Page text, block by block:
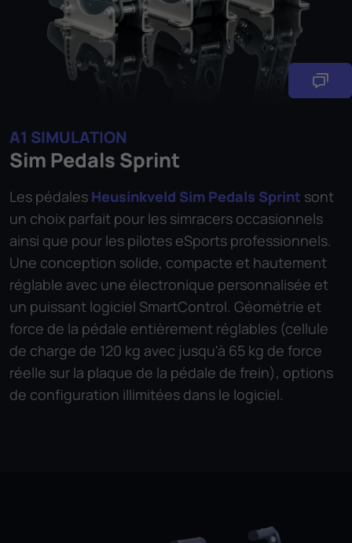
A1 SIMULATION
Sim Pedals Sprint
Les pédales Heusinkveld Sim Pedals Sprint sont
un choix parfait pour les simracers occasionnels
ainsi que pour les pilotes eSports professionnels.
Une conception solide, compacte et hautement
réglable avec une électronique personnalisée et
un puissant logiciel SmartControl. Géométrie et
force de la pédale entièrement réglables (cellule
de charge de 120 kg avec jusqu'à 65 kg de force
réelle sur la plaque de la pédale de frein), options
de configuration illimitées dans le logiciel.